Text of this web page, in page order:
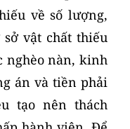
về số lượng,
vật chất thiếu
nghèo nàn, kinh
án và tiền phải
tạo nên thách